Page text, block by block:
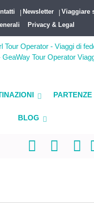
Newsletter
Viaggiare
Privacy & Legal
BLOG